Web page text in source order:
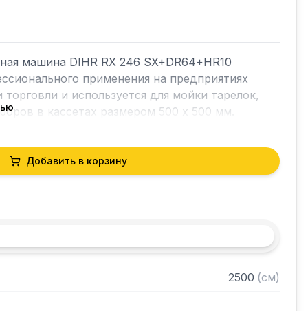
машина DIHR RX 246 SX+DR64+HR10
применения на предприятиях
и используется для мойки тарелок,
в кассетах размером 500 х 500 мм.
направо.
понятной электромеханической
тепла (опция HR10), который позволяет
Добавить в корзину
2500 (см)